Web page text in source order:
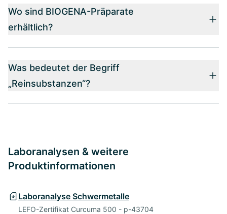
Wo sind BIOGENA-Präparate
erhältlich?
Was bedeutet der Begriff
„Reinsubstanzen“?
Laboranalysen & weitere
Produktinformationen
Laboranalyse Schwermetalle
LEFO-Zertifikat Curcuma 500 - p-43704